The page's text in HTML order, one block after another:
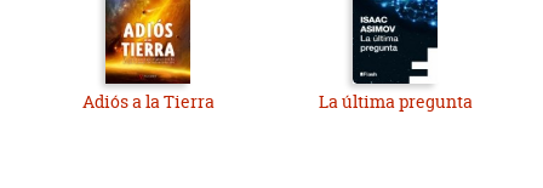
Adiós a la Tierra La última pregunta